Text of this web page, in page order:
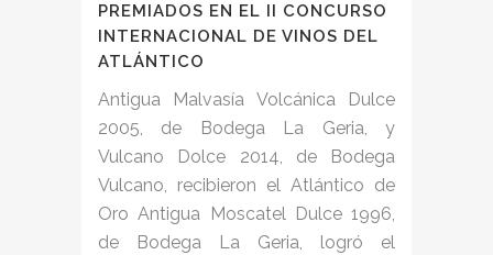
PREMIADOS EN EL II CONCURSO
INTERNACIONAL DE VINOS DEL
ATLÁNTICO
Antigua Malvasía Volcánica Dulce
2005, de Bodega La Geria, y
Vulcano Dolce 2014, de Bodega
Vulcano, recibieron el Atlántico de
Oro Antigua Moscatel Dulce 1996,
de Bodega La Geria, logró el